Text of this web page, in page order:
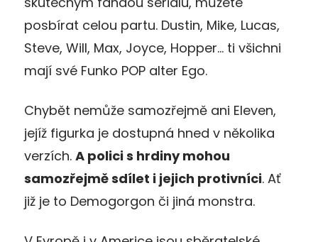
posbírat celou partu. Dustin, Mike, Lucas,
Steve, Will, Max, Joyce, Hopper… ti všichni
mají své Funko POP alter Ego.
Chybět nemůže samozřejmě ani Eleven,
jejíž figurka je dostupná hned v několika
verzích. A polici s hrdiny mohou
samozřejmě sdílet i jejich protivníci. Ať
již je to Demogorgon či jiná monstra.